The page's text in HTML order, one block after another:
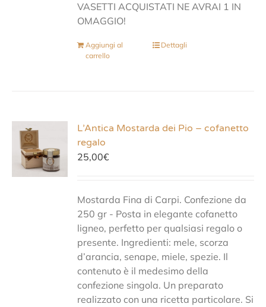
VASETTI ACQUISTATI NE AVRAI 1 IN
OMAGGIO!
Aggiungi al
carrello
Dettagli
L’Antica Mostarda dei Pio – cofanetto
regalo
25,00€
Mostarda Fina di Carpi. Confezione da
250 gr - Posta in elegante cofanetto
ligneo, perfetto per qualsiasi regalo o
presente. Ingredienti: mele, scorza
d’arancia, senape, miele, spezie. Il
contenuto è il medesimo della
confezione singola. Un preparato
realizzato con una ricetta particolare. Si